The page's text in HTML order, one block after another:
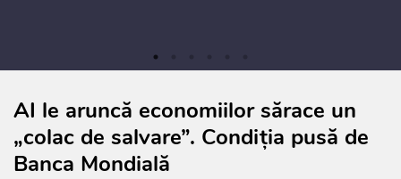
AI le aruncă economiilor sărace un
„colac de salvare”. Condiția pusă de
Banca Mondială